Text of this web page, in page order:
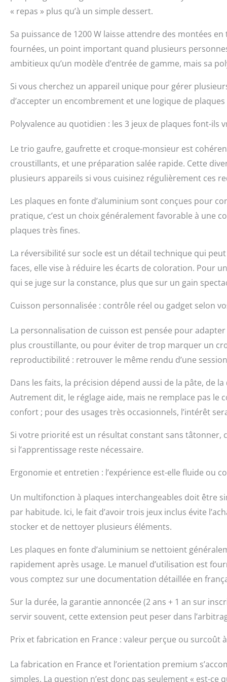
« repas » plus qu’à un simple dessert.
Sa puissance de 1200 W laisse attendre des montées
fournées, un point important quand plusieurs
ambitieux qu’un modèle d’entrée de gamme, mais sa
Si vous cherchez un appareil unique pour gérer
d’accepter un encombrement et une logique de
Polyvalence au quotidien : les 3 jeux de plaques font-ils
Le trio gaufre, gaufrette et croque-monsieur est
croustillants, et une préparation salée rapide. Cette
plusieurs appareils si vous cuisinez régulièrement ces
Les plaques en fonte d’aluminium sont conçues pour
pratique, c’est un choix généralement favorable à une
plaques très fines.
La réversibilité sur socle est un détail technique qui
faces, elle vise à réduire les écarts de coloration. Pour
qui se juge sur la constance, plus que sur un gain
Cuisson personnalisée : contrôle réel ou gadget selon
La personnalisation de cuisson est pensée pour
plus croustillante, ou pour éviter de trop marquer un
reproductibilité : retrouver le même rendu d’une session
Dans les faits, la précision dépend aussi de la pâte, de
Autrement dit, le réglage aide, mais ne remplace pas le
confort ; pour des usages très occasionnels, l’intérêt
Si votre priorité est un résultat constant sans tâtonner,
si l’apprentissage reste nécessaire.
Ergonomie et entretien : l’expérience est-elle fluide ou
Un multifonction à plaques interchangeables doit être
par habitude. Ici, le fait d’avoir trois jeux inclus évite
stocker et de nettoyer plusieurs éléments.
Les plaques en fonte d’aluminium se nettoient
rapidement après usage. Le manuel d’utilisation est
vous comptez sur une documentation détaillée en
Sur la durée, la garantie annoncée (2 ans + 1 an sur
servir souvent, cette extension peut peser dans
Prix et fabrication en France : valeur perçue ou surcoût
La fabrication en France et l’orientation premium
simples. La question n’est donc pas seulement « est-ce